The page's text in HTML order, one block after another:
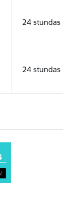
24 stundas
24 stundas